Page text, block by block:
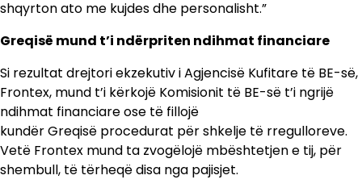
shqyrton ato me kujdes dhe personalisht.”
Greqisë mund t’i ndërpriten ndihmat financiare
Si rezultat drejtori ekzekutiv i Agjencisë Kufitare të BE-së,
Frontex, mund t’i kërkojë Komisionit të BE-së t’i ngrijë
ndihmat financiare ose të fillojë
kundër Greqisë procedurat për shkelje të rregulloreve.
Vetë Frontex mund ta zvogëlojë mbështetjen e tij, për
shembull, të tërheqë disa nga pajisjet.